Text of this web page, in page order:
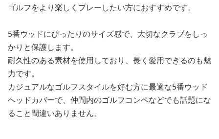
ゴルフをより楽しくプレーしたい方におすすめです。
5番ウッドにぴったりのサイズ感で、大切なクラブをしっ
かりと保護します。
耐久性のある素材を使用しており、長く愛用できるのも魅
力です。
カジュアルなゴルフスタイルを好む方に最適な5番ウッド
ヘッドカバーで、仲間内のゴルフコンペなどでも話題にな
ること間違いありません。